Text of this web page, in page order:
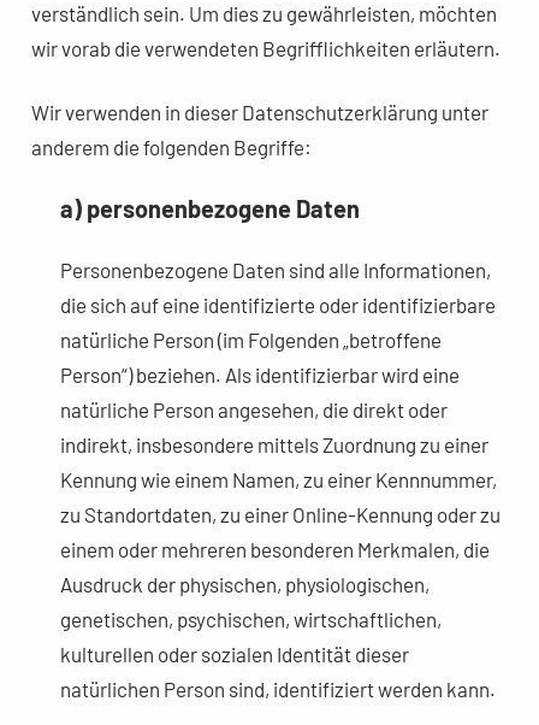
verständlich sein. Um dies zu gewährleisten, möchten
wir vorab die verwendeten Begrifflichkeiten erläutern.
Wir verwenden in dieser Datenschutzerklärung unter
anderem die folgenden Begriffe:
a) personenbezogene Daten
Personenbezogene Daten sind alle Informationen,
die sich auf eine identifizierte oder identifizierbare
natürliche Person (im Folgenden „betroffene
Person“) beziehen. Als identifizierbar wird eine
natürliche Person angesehen, die direkt oder
indirekt, insbesondere mittels Zuordnung zu einer
Kennung wie einem Namen, zu einer Kennnummer,
zu Standortdaten, zu einer Online-Kennung oder zu
einem oder mehreren besonderen Merkmalen, die
Ausdruck der physischen, physiologischen,
genetischen, psychischen, wirtschaftlichen,
kulturellen oder sozialen Identität dieser
natürlichen Person sind, identifiziert werden kann.